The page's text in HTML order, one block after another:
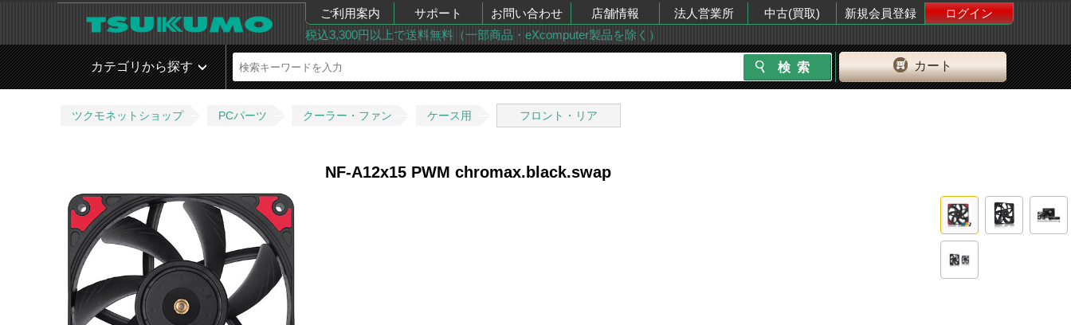
ご利用案内 サポート お問い合わせ 店舗情報 法人営業所 中古(買取) 新規会員登録
ログイン
税込3,300円以上で送料無料（一部商品・eXcomputer製品を除く）
カート
カテゴリから探す
ツクモネットショップ PCパーツ クーラー・ファン ケース用 フロント・リア
NF-A12x15 PWM chromax.black.swap